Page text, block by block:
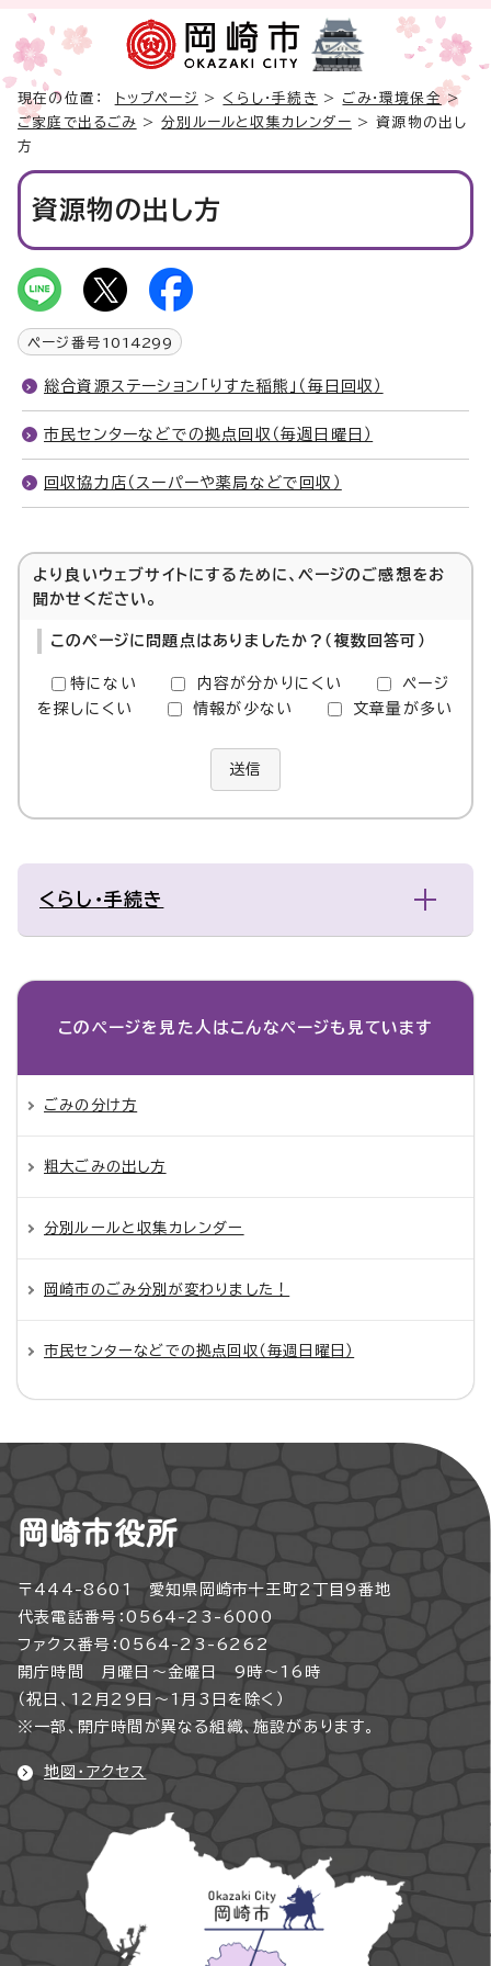
現在の位置： トップページ > くらし・手続き > ごみ・環境保全 >
ご家庭で出るごみ >分別ルールと収集カレンダー > 資源物の出し
方
資源物の出し方
ページ番号 1014299
総合資源ステーション「りすた稲熊」（毎日回収）
市民センターなどでの拠点回収（毎週日曜日）
回収協力店（スーパーや薬局などで回収）
より良いウェブサイトにするために、ページのご感想をお
聞かせください。
このページに問題点はありましたか？（複数回答可）
特にない 内容が分かりにくい
ページ
を探しにくい
情報が少ない 文章量が多い
送信
くらし・手続き
このページを見た人は こんなページも見ています
ごみの分け方
粗大ごみの出し方
分別ルールと収集カレンダー
岡崎市のごみ分別が変わりました！
市民センターなどでの拠点回収（毎週日曜日）
岡崎市役所
〒444-8601 愛知県岡崎市十王町2丁目9番地
代表電話番号：0564-23-6000
ファクス番号：0564-23-6262
開庁時間 月曜日～金曜日 9時～16時
（祝日、12月29日～1月3日を除く）
※一部、開庁時間が異なる組織、施設があります。
地図・アクセス